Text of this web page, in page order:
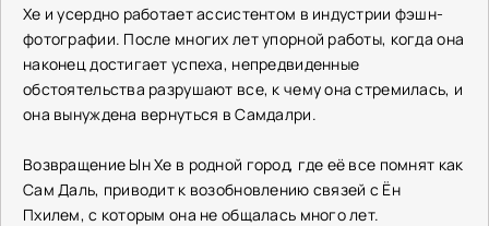
Хе и усердно работает ассистентом в индустрии фэшн-
фотографии. После многих лет упорной работы, когда она
наконец достигает успеха, непредвиденные
обстоятельства разрушают все, к чему она стремилась, и
она вынуждена вернуться в Самдалри.
Возвращение Ын Хе в родной город, где её все помнят как
Сам Даль, приводит к возобновлению связей с Ён
Пхилем, с которым она не общалась много лет.